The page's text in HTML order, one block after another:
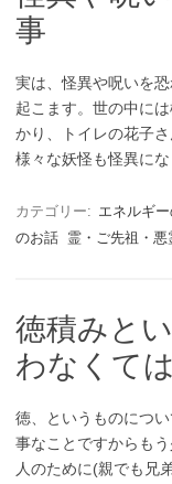
事
実は、怪異や呪いを
起こます。世の中に
かり、トイレの花子
様々な妖怪も怪異に
カテゴリー: エネルギ
のお話 霊・ご先祖・悪
徳積みと
わなくて
徳、というものにつ
事なことですからも
人のために(親でも兄